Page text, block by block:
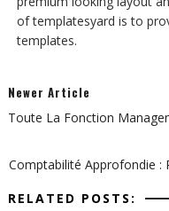
of templatesyard is to
templates.
Newer Article
Toute La Fonction
Comptabilité Approfondie :
RELATED POSTS: